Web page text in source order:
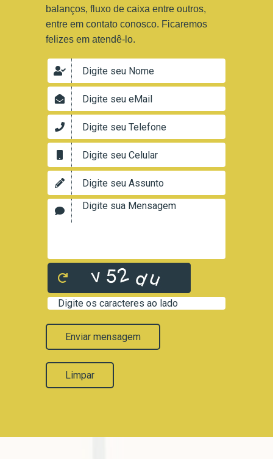
balanços, fluxo de caixa entre outros,
entre em contato conosco. Ficaremos
felizes em atendê-lo.
Enviar mensagem
Limpar